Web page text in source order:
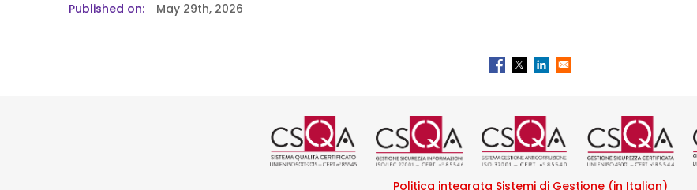
Published on May 29th, 2026
Logo certificazione ISO 9001 rilasciata da
Logo certificazione ISO/IEC
Logo certificazione
Logo
Politica integrata Sistemi di Gestione (in Italian)